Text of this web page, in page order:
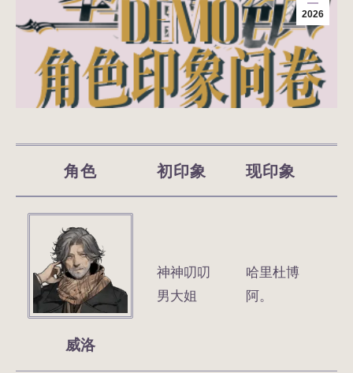
2026
角色 初印象 现印象
威洛
神神叨叨
男大姐
哈里杜博
阿。